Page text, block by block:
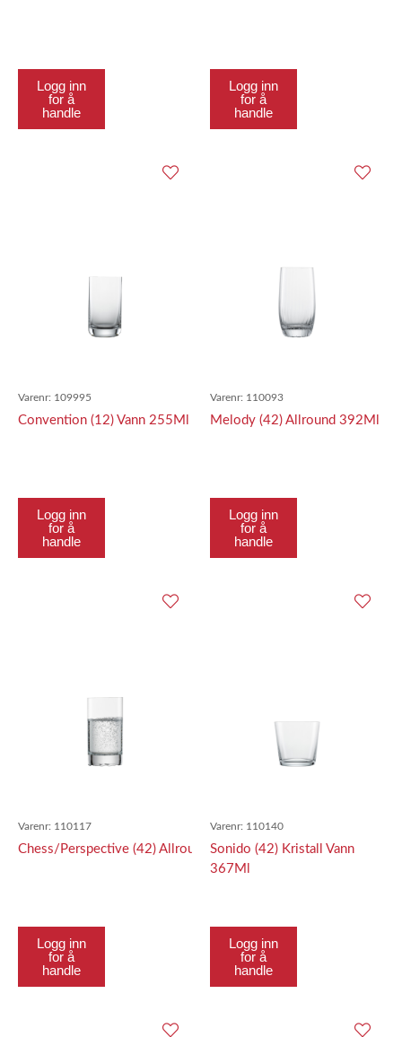
Logg inn
for å
handle
Logg inn
for å
handle
Varenr: 109995
Convention (12) Vann 255Ml
Logg inn
for å
handle
Varenr: 110093
Melody (42) Allround 392Ml
Logg inn
for å
handle
Varenr: 110117
Chess/Perspective (42) Allround 411ml
Logg inn
for å
handle
Varenr: 110140
Sonido (42) Kristall Vann
367Ml
Logg inn
for å
handle